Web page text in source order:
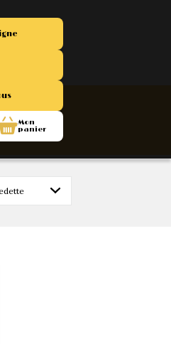
Mon
panier